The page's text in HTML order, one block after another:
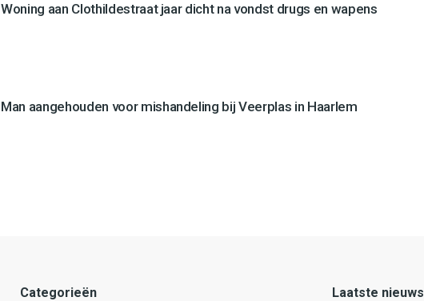
Woning aan Clothildestraat jaar dicht na vondst drugs en wapens
Man aangehouden voor mishandeling bij Veerplas in Haarlem
Categorieën Laatste nieuws